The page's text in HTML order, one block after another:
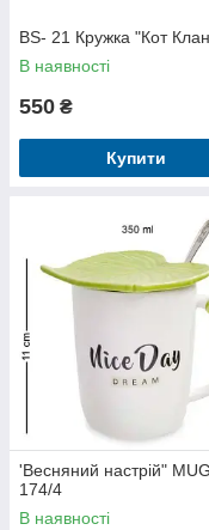
BS- 21 Кружка "Кот
В наявності
550 ₴
Купити
'Весняний настрій"
174/4
В наявності